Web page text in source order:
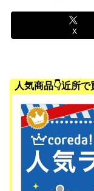
X
人気商品👇近所